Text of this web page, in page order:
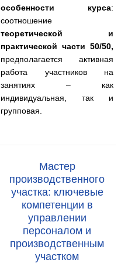
особенности курса:
соотношение
теоретической и
практической части 50/50,
предполагается активная
работа участников на
занятиях – как
индивидуальная, так и
групповая.
Мастер
производственного
участка: ключевые
компетенции в
управлении
персоналом и
производственным
участком